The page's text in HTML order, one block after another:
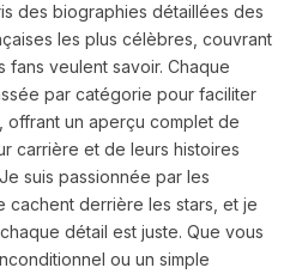
des biographies détaillées des
les plus célèbres, couvrant
fans veulent savoir. Chaque
par catégorie pour faciliter
offrant un aperçu complet de
carrière et de leurs histoires
suis passionnée par les
cachent derrière les stars, et je
détail est juste. Que vous
ou un simple